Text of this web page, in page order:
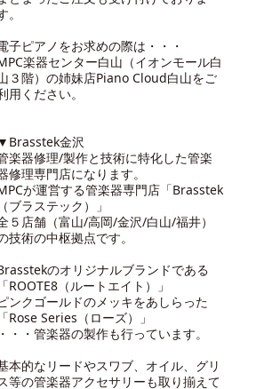
。
子ピアノをお求めの際は・・・
楽器センター白山（イオンモール白
３階）の姉妹店Piano Cloud白山をご
用ください。
▼Brasstek金沢
楽器修理/製作と技術に特化した管楽
修理専門店になります。
が運営する管楽器専門店「Brasstek
（ブラステック）」
５店舗（富山/高岡/金沢/白山/福井）
技術の中枢拠点です。
のオリジナルブランドである
「ROOTE8（ルートエイト）」
ンクゴールドのメッキをあしらった
「Rose Series（ローズ）」
・・・管楽器の製作も行っています。
本的なリードやスワブ、オイル、グリ
等の管楽器アクセサリーも取り揃えて